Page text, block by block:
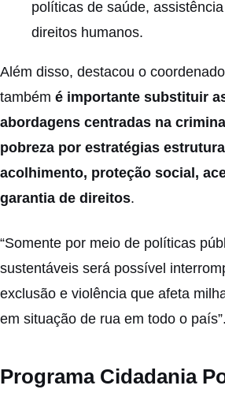
políticas de saúde,
direitos humanos.
Além disso, destacou o
também é importante substituir
abordagens centradas na
pobreza por estratégias
acolhimento, proteção social,
garantia de direitos.
“Somente por meio de políticas
sustentáveis será possível
exclusão e violência que afeta
em situação de rua em todo o país”.
Programa Cidadania